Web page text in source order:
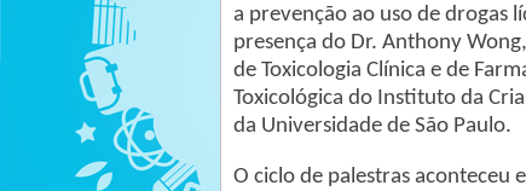
a prevenção ao uso de drogas
presença do Dr. Anthony
de Toxicologia Clínica e de
Toxicológica do Instituto da
da Universidade de São Paulo.
O ciclo de palestras aconteceu